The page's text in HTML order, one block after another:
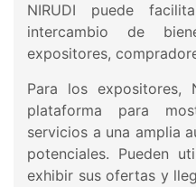
NIRUDI puede
intercambio de
expositores,
Para los expositores,
plataforma para
servicios a una amplia
potenciales. Pueden
exhibir sus ofertas y